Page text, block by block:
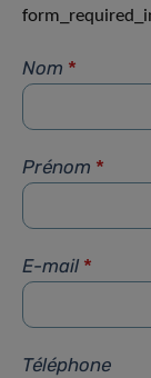
Nom *
Prénom *
E-mail *
Téléphone